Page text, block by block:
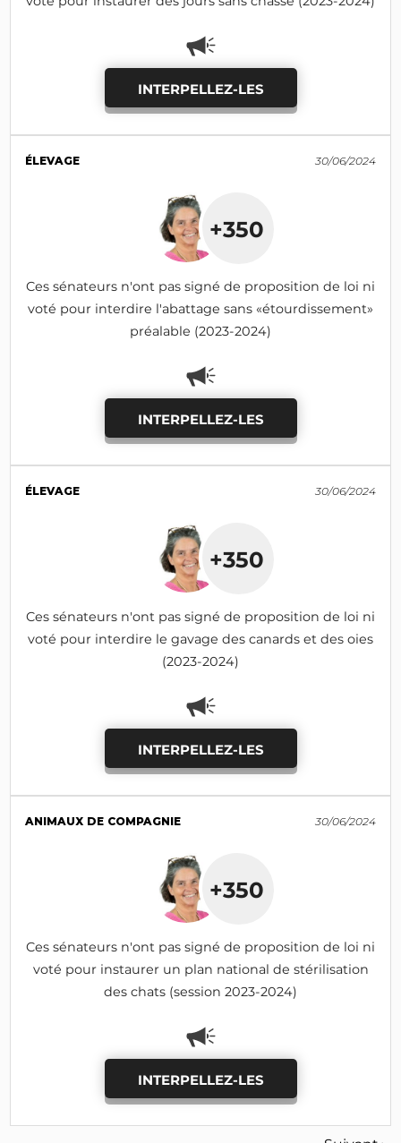
INTERPELLEZ-LES
ÉLEVAGE 30/06/2024
+350
Ces sénateurs n'ont pas signé de proposition de loi ni
voté pour interdire l'abattage sans «étourdissement»
préalable (2023-2024)
INTERPELLEZ-LES
ÉLEVAGE 30/06/2024
+350
Ces sénateurs n'ont pas signé de proposition de loi ni
voté pour interdire le gavage des canards et des oies
(2023-2024)
INTERPELLEZ-LES
ANIMAUX DE COMPAGNIE 30/06/2024
+350
Ces sénateurs n'ont pas signé de proposition de loi ni
voté pour instaurer un plan national de stérilisation
des chats (session 2023-2024)
INTERPELLEZ-LES